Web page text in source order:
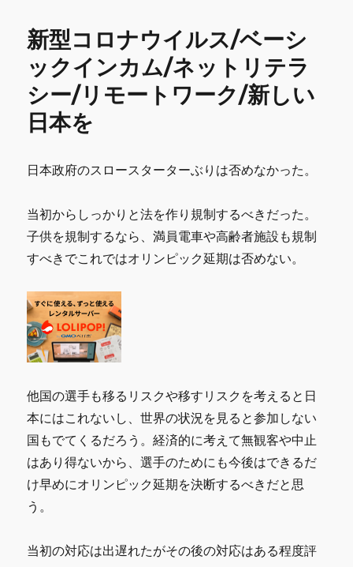
o
o
k
お
芝
居
習
い
対
策/
グ
バ
ル
化/
メ
ル
強
化/
育/
科
に
新型コロナウイルス/ベーシ
ックインカム/ネットリテラ
シー/リモートワーク/新しい
日本を
日本政府のスロースターターぶりは否めなかった。
当初からしっかりと法を作り規制するべきだった。
子供を規制するなら、満員電車や高齢者施設も規制
すべきでこれではオリンピック延期は否めない。
他国の選手も移るリスクや移すリスクを考えると日
本にはこれないし、世界の状況を見ると参加しない
国もでてくるだろう。経済的に考えて無観客や中止
はあり得ないから、選手のためにも今後はできるだ
け早めにオリンピック延期を決断するべきだと思
う。
当初の対応は出遅れたがその後の対応はある程度評